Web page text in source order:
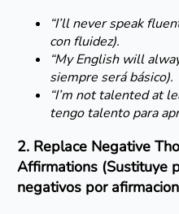
“I’ll never speak
con fluidez).
“My English will
siempre será básico).
“I’m not talented at
tengo talento para
2. Replace Negative
Affirmations (Sustituye
negativos por